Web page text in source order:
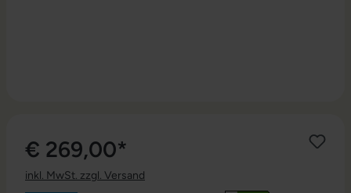
€ 269,00*
inkl. MwSt. zzgl. Versand